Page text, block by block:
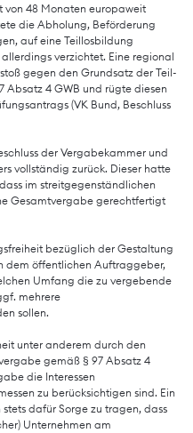
von 48 Monaten europaweit
die Abholung, Beförderung
auf eine Teillosbildung
verzichtet. Eine regional
gegen den Grundsatz der Teil-
4 GWB und rügte diesen
(VK Bund, Beschluss
der Vergabekammer und
vollständig zurück. Dieser hatte
im streitgegenständlichen
Gesamtvergabe gerechtfertigt
bezüglich der Gestaltung
dem öffentlichen Auftraggeber,
Umfang die zu vergebende
mehrere
sollen.
unter anderem durch den
gemäß § 97 Absatz 4
die Interessen
zu berücksichtigen sind. Ein
dafür Sorge zu tragen, dass
Unternehmen am